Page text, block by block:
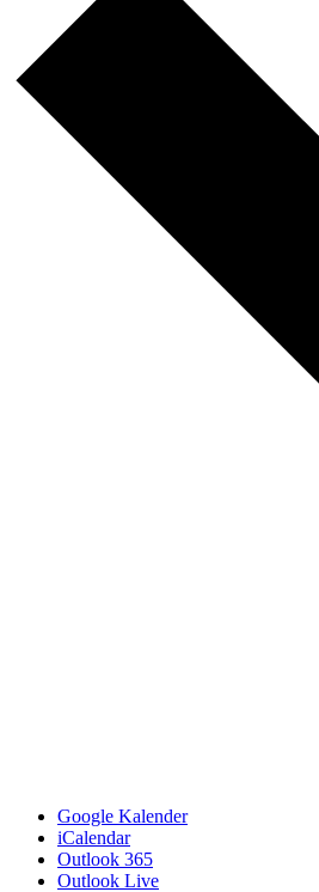
Google Kalender
iCalendar
Outlook 365
Outlook Live